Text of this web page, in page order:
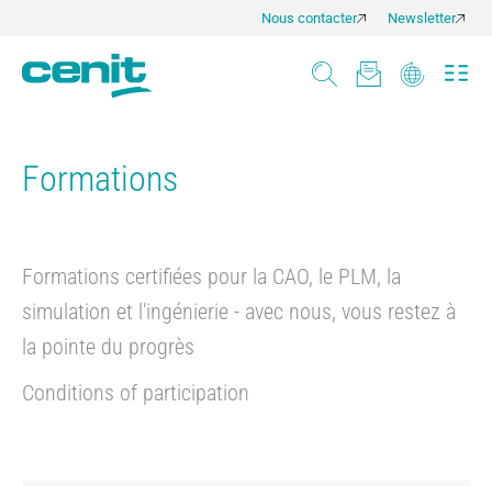
Nous contacter Newsletter
Formations
Formations certifiées pour la CAO, le PLM, la
simulation et l'ingénierie - avec nous, vous restez à
la pointe du progrès
Conditions of participation